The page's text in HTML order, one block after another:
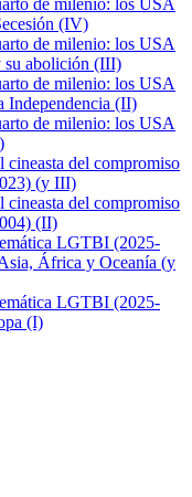
de milenio: los USA
(IV)
de milenio: los USA
su abolición (III)
de milenio: los USA
Independencia (II)
de milenio: los USA
del compromiso
(y III)
del compromiso
(II)
LGTBI (2025-
África y Oceanía (y
LGTBI (2025-
(I)